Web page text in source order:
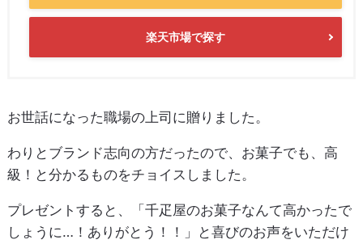
楽天市場で探す
お世話になった職場の上司に贈りました。
わりとブランド志向の方だったので、お菓子でも、高
級！と分かるものをチョイスしました。
プレゼントすると、「千疋屋のお菓子なんて高かったで
しょうに…！ありがとう！！」と喜びのお声をいただけ